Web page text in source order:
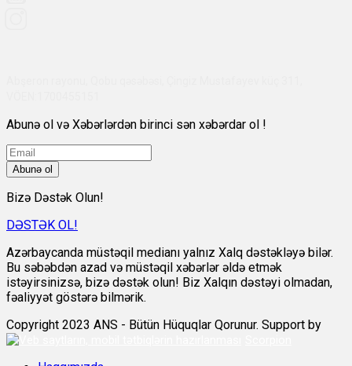
Abunə ol və Xəbərlərdən birinci sən xəbərdar ol !
Abunə ol
Bizə Dəstək Olun!
DƏSTƏK OL!
Azərbaycanda müstəqil medianı yalnız Xalq dəstəkləyə bilər.
Bu səbəbdən azad və müstəqil xəbərlər əldə etmək
istəyirsinizsə, bizə dəstək olun! Biz Xalqın dəstəyi olmadan,
fəaliyyət göstərə bilmərik.
Copyright 2023 ANS - Bütün Hüquqlar Qorunur. Support by